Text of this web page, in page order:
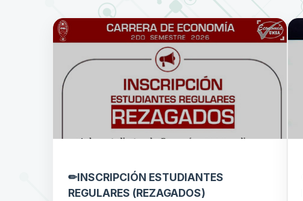
✏INSCRIPCIÓN ESTUDIANTES
REGULARES (REZAGADOS)